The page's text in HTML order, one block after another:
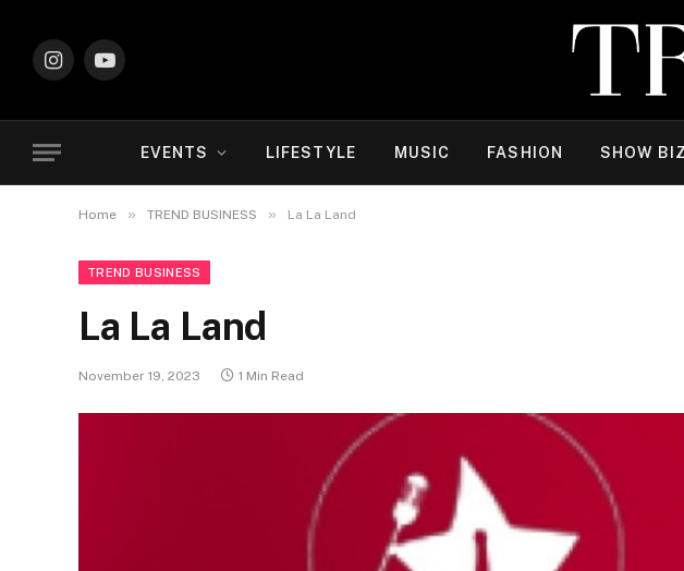
InstagramYouTube
EVENTS LIFESTYLE MUSIC FASHION SHOW BIZ
Home » TREND BUSINESS » La La Land
TREND BUSINESS
La La Land
November 19, 2023 1 Min Read